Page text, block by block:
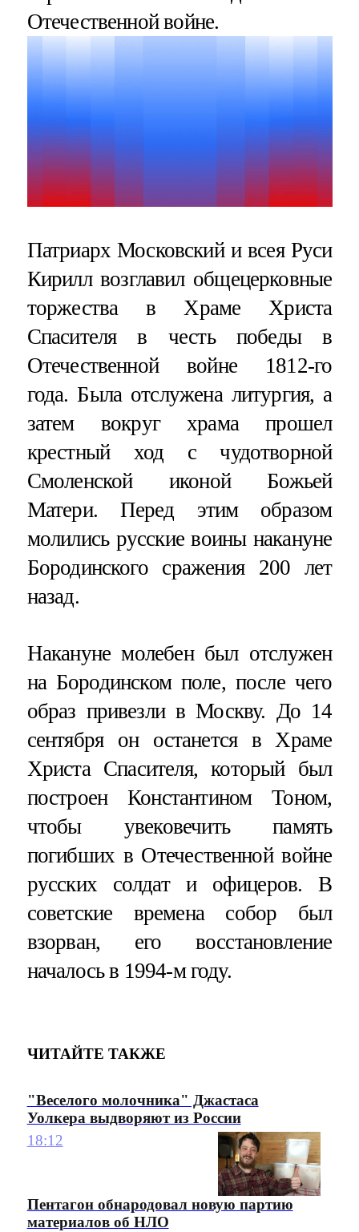
Отечественной войне.
Патриарх Московский и всея Руси
Кирилл возглавил общецерковные
торжества в Храме Христа
Спасителя в честь победы в
Отечественной войне 1812-го
года. Была отслужена литургия, а
затем вокруг храма прошел
крестный ход с чудотворной
Смоленской иконой Божьей
Матери. Перед этим образом
молились русские воины накануне
Бородинского сражения 200 лет
назад.
Накануне молебен был отслужен
на Бородинском поле, после чего
образ привезли в Москву. До 14
сентября он останется в Храме
Христа Спасителя, который был
построен Константином Тоном,
чтобы увековечить память
погибших в Отечественной войне
русских солдат и офицеров. В
советские времена собор был
взорван, его восстановление
началось в 1994-м году.
ЧИТАЙТЕ ТАКЖЕ
"Веселого молочника" Джастаса
Уолкера выдворяют из России
18:12
Пентагон обнародовал новую партию
материалов об НЛО